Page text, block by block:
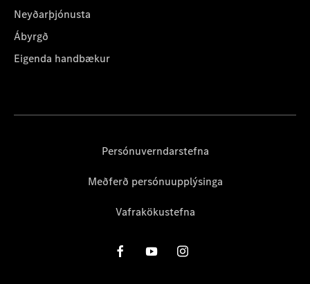
Neyðarþjónusta
Ábyrgð
Eigenda handbækur
Persónuverndarstefna
Meðferð persónuupplýsinga
Vafrakökustefna